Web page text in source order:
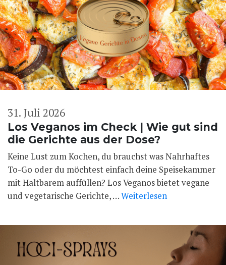
Los Veganos im Check | Wie gut sind
die Gerichte aus der Dose?
31. Juli 2026
Keine Lust zum Kochen, du brauchst was Nahrhaftes
To-Go oder du möchtest einfach deine Speisekammer
mit Haltbarem auffüllen? Los Veganos bietet vegane
und vegetarische Gerichte, …Weiterlesen